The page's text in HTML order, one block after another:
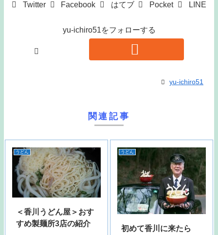
Twitter
Facebook はてブ Pocket LINE
yu-ichiro51をフォローする
yu-ichiro51
関連記事
うどん
＜香川うどん屋＞おす
すめ製麺所3店の紹介
うどん
初めて香川に来たら